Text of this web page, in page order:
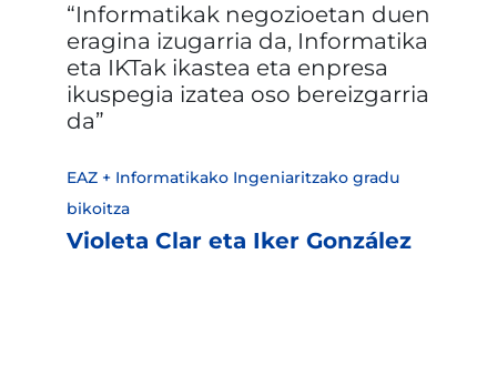
Informatikak negozioetan duen
eragina izugarria da, Informatika
eta IKTak ikastea eta enpresa
ikuspegia izatea oso bereizgarria
da
EAZ + Informatikako Ingeniaritzako gradu
bikoitza
Violeta Clar eta Iker González